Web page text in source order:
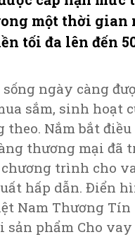
một thời gian
tối đa lên đến
ngày càng
sắm, sinh hoạt
theo. Nắm bắt điều
thương mại đã
trình cho
hấp dẫn. Điển
Nam Thương Tín
sản phẩm Cho